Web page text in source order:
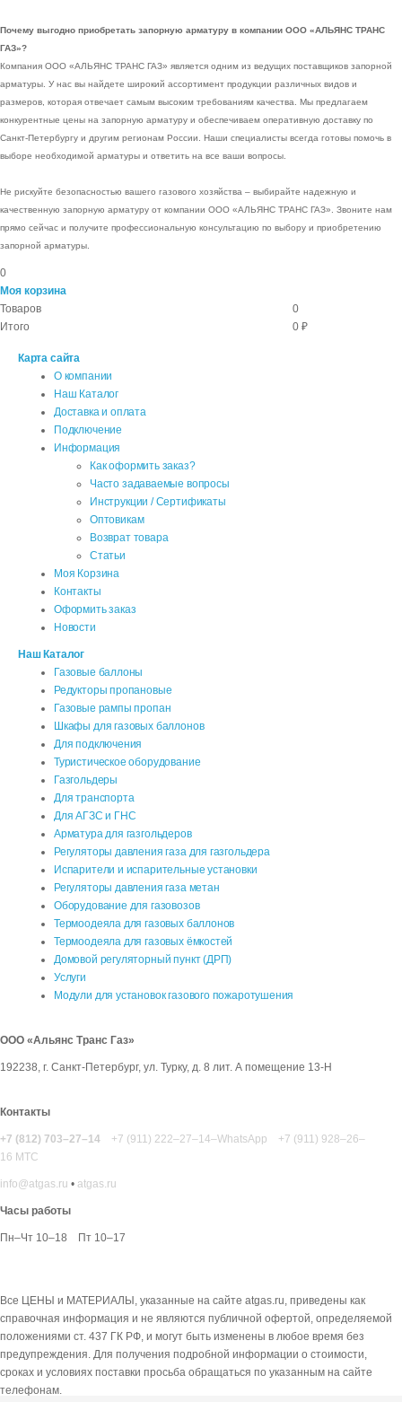
Почему выгодно приобретать запорную арматуру в компании ООО «АЛЬЯНС ТРАНС
ГАЗ»?
Компания ООО «АЛЬЯНС ТРАНС ГАЗ» является одним из ведущих поставщиков запорной
арматуры. У нас вы найдете широкий ассортимент продукции различных видов и
размеров, которая отвечает самым высоким требованиям качества. Мы предлагаем
конкурентные цены на запорную арматуру и обеспечиваем оперативную доставку по
Санкт-Петербургу и другим регионам России. Наши специалисты всегда готовы помочь в
выборе необходимой арматуры и ответить на все ваши вопросы.
Не рискуйте безопасностью вашего газового хозяйства – выбирайте надежную и
качественную запорную арматуру от компании ООО «АЛЬЯНС ТРАНС ГАЗ». Звоните нам
прямо сейчас и получите профессиональную консультацию по выбору и приобретению
запорной арматуры.
0
Моя корзина
Товаров
0
Итого
0 ₽
Карта сайта
О компании
Наш Каталог
Доставка и оплата
Подключение
Информация
Как оформить заказ?
Часто задаваемые вопросы
Инструкции / Сертификаты
Оптовикам
Возврат товара
Статьи
Моя Корзина
Контакты
Оформить заказ
Новости
Наш Каталог
Газовые баллоны
Редукторы пропановые
Газовые рампы пропан
Шкафы для газовых баллонов
Для подключения
Туристическое оборудование
Газгольдеры
Для транспорта
Для АГЗС и ГНС
Арматура для газгольдеров
Регуляторы давления газа для газгольдера
Испарители и испарительные установки
Регуляторы давления газа метан
Оборудование для газовозов
Термоодеяла для газовых баллонов
Термоодеяла для газовых ёмкостей
Домовой регуляторный пункт (ДРП)
Услуги
Модули для установок газового пожаротушения
ООО «Альянс Транс Газ»
192238, г. Санкт-Петербург, ул. Турку, д. 8 лит. А помещение 13-Н
Контакты
+7 (812) 703–27–14 +7 (911) 222–27–14–WhatsApp
+7 (911) 928–26–
16 МТС
info@atgas.ru • atgas.ru
Часы работы
Пн–Чт 10–18 Пт 10–17
Все ЦЕНЫ и МАТЕРИАЛЫ, указанные на сайте atgas.ru, приведены как
справочная информация и не являются публичной офертой, определяемой
положениями ст. 437 ГК РФ, и могут быть изменены в любое время без
предупреждения. Для получения подробной информации о стоимости,
сроках и условиях поставки просьба обращаться по указанным на сайте
телефонам.